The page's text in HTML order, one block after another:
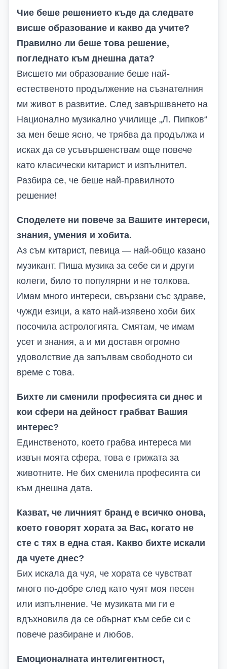
Чие беше решението къде да следвате
висше образование и какво да учите?
Правилно ли беше това решение,
погледнато към днешна дата?
Висшето ми образование беше най-
естественото продължение на съзнателния
ми живот в развитие. След завършването на
Национално музикално училище „Л. Пипков“
за мен беше ясно, че трябва да продължа и
исках да се усъвършенствам още повече
като класически китарист и изпълнител.
Разбира се, че беше най-правилното
решение!
Споделете ни повече за Вашите интереси,
знания, умения и хобита.
Аз съм китарист, певица — най-общо казано
музикант. Пиша музика за себе си и други
колеги, било то популярни и не толкова.
Имам много интереси, свързани със здраве,
чужди езици, а като най-изявено хоби бих
посочила астрологията. Смятам, че имам
усет и знания, а и ми доставя огромно
удоволствие да запълвам свободното си
време с това.
Бихте ли сменили професията си днес и
кои сфери на дейност грабват Вашия
интерес?
Единственото, което грабва интереса ми
извън моята сфера, това е грижата за
животните. Не бих сменила професията си
към днешна дата.
Казват, че личният бранд е всичко онова,
което говорят хората за Вас, когато не
сте с тях в една стая. Какво бихте искали
да чуете днес?
Бих искала да чуя, че хората се чувстват
много по-добре след като чуят моя песен
или изпълнение. Че музиката ми ги е
вдъхновила да се обърнат към себе си с
повече разбиране и любов.
Емоционалната интелигентност,